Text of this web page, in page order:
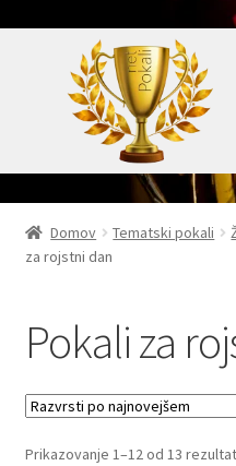
navigation
content
Domov
Domov Pokali.net
Domov Tematski pokali
za rojstni dan
Pokali za
Prikazovanje 1–12 od 13